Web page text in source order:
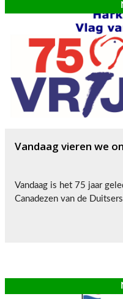
Vandaag vieren we
Vandaag is het 75 jaar
Canadezen van de